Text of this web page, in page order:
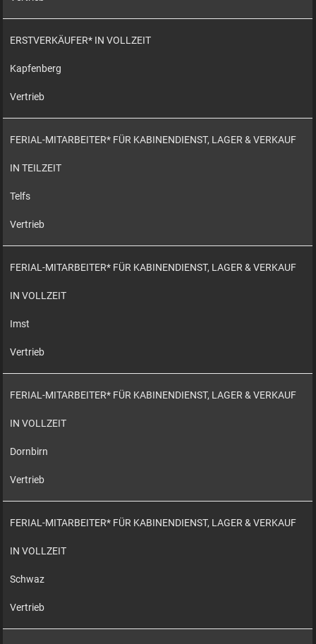
ERSTVERKÄUFER* IN VOLLZEIT
Kapfenberg
Vertrieb
FERIAL-MITARBEITER* FÜR KABINENDIENST, LAGER & VERKAUF
IN TEILZEIT
Telfs
Vertrieb
FERIAL-MITARBEITER* FÜR KABINENDIENST, LAGER & VERKAUF
IN VOLLZEIT
Imst
Vertrieb
FERIAL-MITARBEITER* FÜR KABINENDIENST, LAGER & VERKAUF
IN VOLLZEIT
Dornbirn
Vertrieb
FERIAL-MITARBEITER* FÜR KABINENDIENST, LAGER & VERKAUF
IN VOLLZEIT
Schwaz
Vertrieb